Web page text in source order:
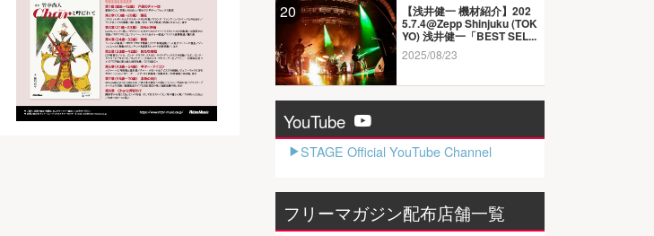
20 【浅井健一 機材紹介】202
5.7.4@Zepp Shinjuku (TOK
YO) 浅井健一「BEST SEL...
2025/08/23
YouTube
STAGE Official YouTube Channel
フリーマガジン配布店舗一覧